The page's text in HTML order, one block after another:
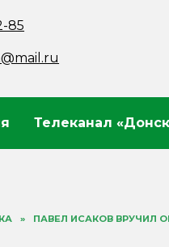
85
Телеканал
» ПАВЕЛ ИСАКОВ ВРУЧИЛ